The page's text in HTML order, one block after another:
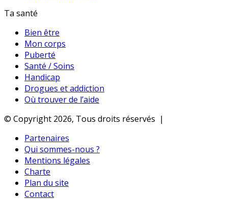
Ta santé
Bien être
Mon corps
Puberté
Santé / Soins
Handicap
Drogues et addiction
Où trouver de l’aide
© Copyright 2026, Tous droits réservés |
Partenaires
Qui sommes-nous ?
Mentions légales
Charte
Plan du site
Contact